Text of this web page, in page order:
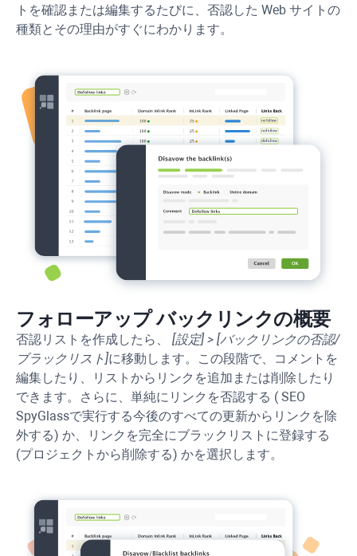
トを確認または編集するたびに、否認した Web サイトの
種類とその理由がすぐにわかります。
フォローアップ バックリンクの概要
否認リストを作成したら、 [設定] > [バックリンクの否認/
ブラックリスト]に移動します。この段階で、コメントを
編集したり、リストからリンクを追加または削除したり
できます。さらに、単純にリンクを否認する ( SEO
SpyGlassで実行する今後のすべての更新からリンクを除
外する) か、リンクを完全にブラックリストに登録する
(プロジェクトから削除する) かを選択します。